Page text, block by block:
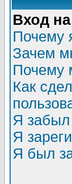
Вход
Почему
Зачем
Почему
Как
Я забыл
Я
Я был